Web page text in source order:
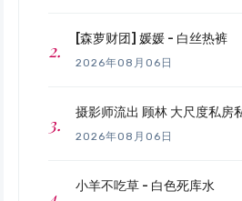
[森萝财团] 媛媛 - 白丝热裤
2026年08月06日
摄影师流出 顾林 大尺度私房
2026年08月06日
小羊不吃草 - 白色死库水